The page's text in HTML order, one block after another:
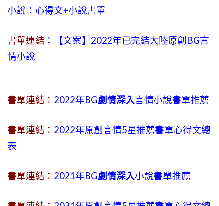
小說：心得文+小說書單
書單連結 ：【文案】2022年已完結大陸原創BG言
情小說
書單連結： 2022年BG劇情深入言情小說書單推薦
書單連結： 2022年原創言情5星推薦書單心得文總
表
書單連結： 2021年BG劇情深入小說書單推薦